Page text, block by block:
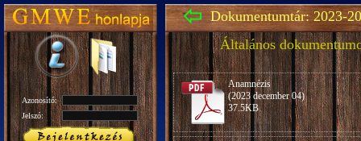
Azonosító:
Jelszó:
Dokumentumtár: 2023-
Általános
Anamnézis
(2023 december 04)
37.5KB